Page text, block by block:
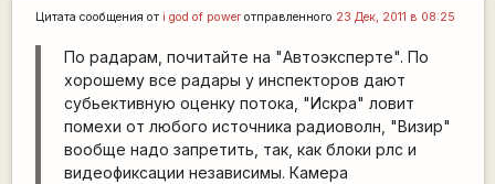
Цитата сообщения от i god of powerотправленного 23 Дек, 2011 в 08:25
По радарам, почитайте на "Автоэксперте". По
хорошему все радары у инспекторов дают
субьективную оценку потока, "Искра" ловит
помехи от любого источника радиоволн, "Визир"
вообще надо запретить, так, как блоки рлс и
видеофиксации независимы. Камера